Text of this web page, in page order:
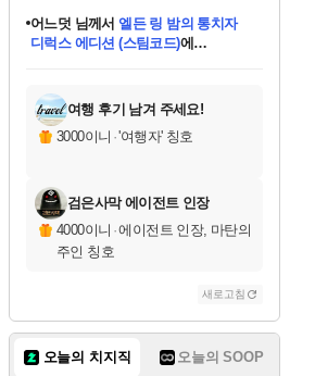
당첨되셨습니다.
당첨되셨습니다.
어느덧 님께서엘든 링 밤의 통치자
디럭스 에디션 (스팀코드)에
당첨되셨습니다.
에디션 (스팀코드) 를 교환.
당첨되셨습니다.
당첨되셨습니다.
당첨되셨습니다.
당첨되셨습니다.
여행 후기 남겨 주세요!
3000이니 ·'여행자' 칭호
검은사막 에이전트 인장
4000이니 ·에이전트 인장, 마탄의
주인 칭호
새로고침
오늘의 치지직 오늘의 SOOP